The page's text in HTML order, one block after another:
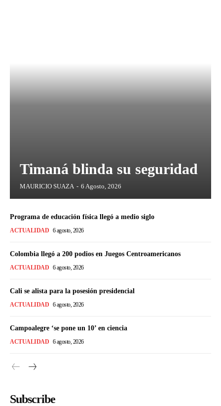
Timaná blinda su seguridad
MAURICIO SUAZA - 6 Agosto, 2026
Programa de educación física llegó a medio siglo
ACTUALIDAD 6 agosto, 2026
Colombia llegó a 200 podios en Juegos Centroamericanos
ACTUALIDAD 6 agosto, 2026
Cali se alista para la posesión presidencial
ACTUALIDAD 6 agosto, 2026
Campoalegre ‘se pone un 10’ en ciencia
ACTUALIDAD 6 agosto, 2026
Subscribe